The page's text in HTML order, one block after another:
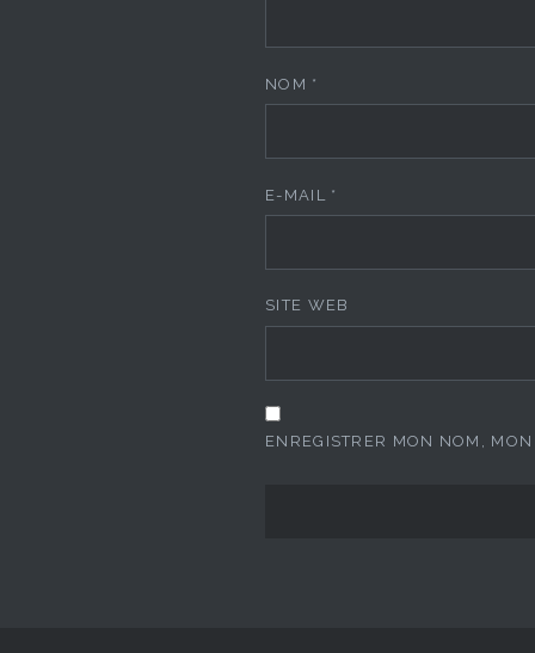
NOM *
E-MAIL *
SITE WEB
ENREGISTRER MON NOM,